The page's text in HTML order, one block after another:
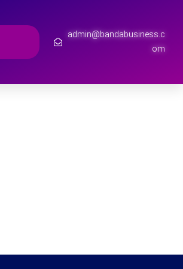
admin@bandabusiness.c
om